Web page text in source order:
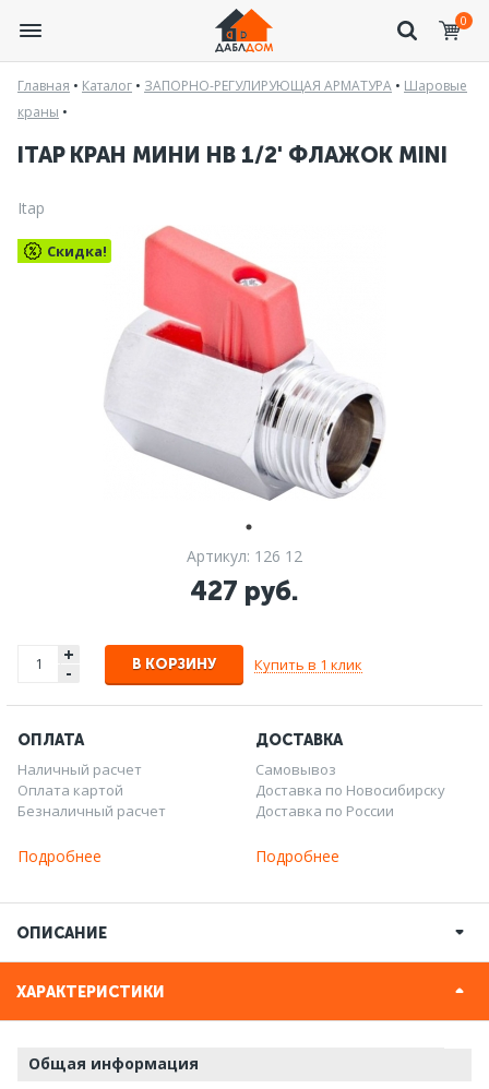
0
Главная • Каталог • ЗАПОРНО-РЕГУЛИРУЮЩАЯ АРМАТУРА • Шаровые
краны •
ITAP КРАН МИНИ НВ 1/2' ФЛАЖОК MINI
Itap
Скидка!
Артикул: 126 12
427 руб.
+
- В КОРЗИНУ Купить в 1 клик
ОПЛАТА
Наличный расчет
Оплата картой
Безналичный расчет
Подробнее
ДОСТАВКА
Самовывоз
Доставка по Новосибирску
Доставка по России
Подробнее
ОПИСАНИЕ
ХАРАКТЕРИСТИКИ
Общая информация